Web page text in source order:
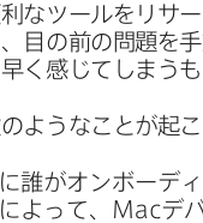
な​ツールを​リサ
目の前の​問題を​
く​感じてしまう​も
ような​ことが​起こ
誰が​オンボーデ
よって、
Macデ